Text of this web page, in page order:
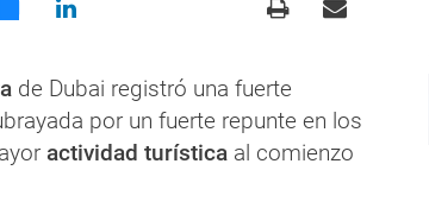
de Dubai registró una fuerte
por un fuerte repunte en los
actividad turística al comienzo